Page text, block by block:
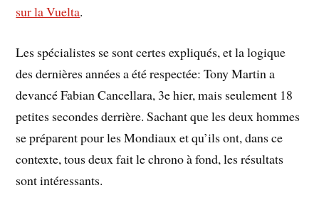
sur la Vuelta.
Les spécialistes se sont certes expliqués, et la logique
des dernières années a été respectée: Tony Martin a
devancé Fabian Cancellara, 3e hier, mais seulement 18
petites secondes derrière. Sachant que les deux hommes
se préparent pour les Mondiaux et qu’ils ont, dans ce
contexte, tous deux fait le chrono à fond, les résultats
sont intéressants.